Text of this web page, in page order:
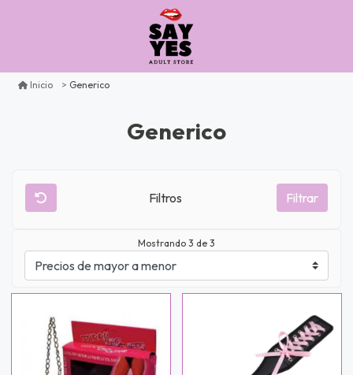
Inicio Generico
Generico
Filtros Filtrar
Mostrando 3 de 3